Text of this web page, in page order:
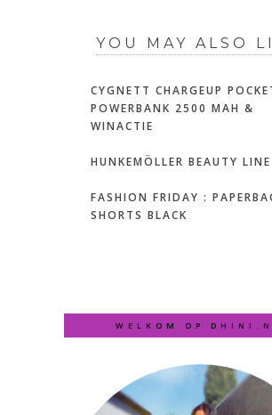
YOU MAY ALSO
CYGNETT CHARGEUP
POWERBANK 2500 MAH &
WINACTIE
HUNKEMÖLLER BEAUTY LINE
FASHION FRIDAY :
SHORTS BLACK
WELKOM OP